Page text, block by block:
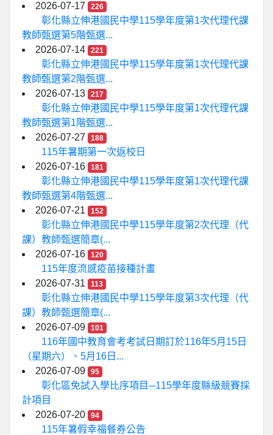
2026-07-17
226
彰化縣立伸港國民中學115學年度第1次代理代課
教師甄選第5階甄選...
2026-07-14
221
彰化縣立伸港國民中學115學年度第1次代理代課
教師甄選第2階甄選...
2026-07-13
217
彰化縣立伸港國民中學115學年度第1次代理代課
教師甄選第1階甄選...
2026-07-27
188
115年暑期第一次返校日
2026-07-16
181
彰化縣立伸港國民中學115學年度第1次代理代課
教師甄選第4階甄選...
2026-07-21
152
彰化縣立伸港國民中學115學年度第2次代理（代
課）教師甄選簡章(...
2026-07-16
120
115年度流感疫苗接種計畫
2026-07-31
113
彰化縣立伸港國民中學115學年度第3次代理（代
課）教師甄選簡章(...
2026-07-09
101
116年國中教育會考考試日期訂於116年5月15日
（星期六）、5月16日...
2026-07-09
95
彰化區免試入學比序項目─115學年度縣級競賽採
計項目
2026-07-20
94
115年暑假幸福餐券公告